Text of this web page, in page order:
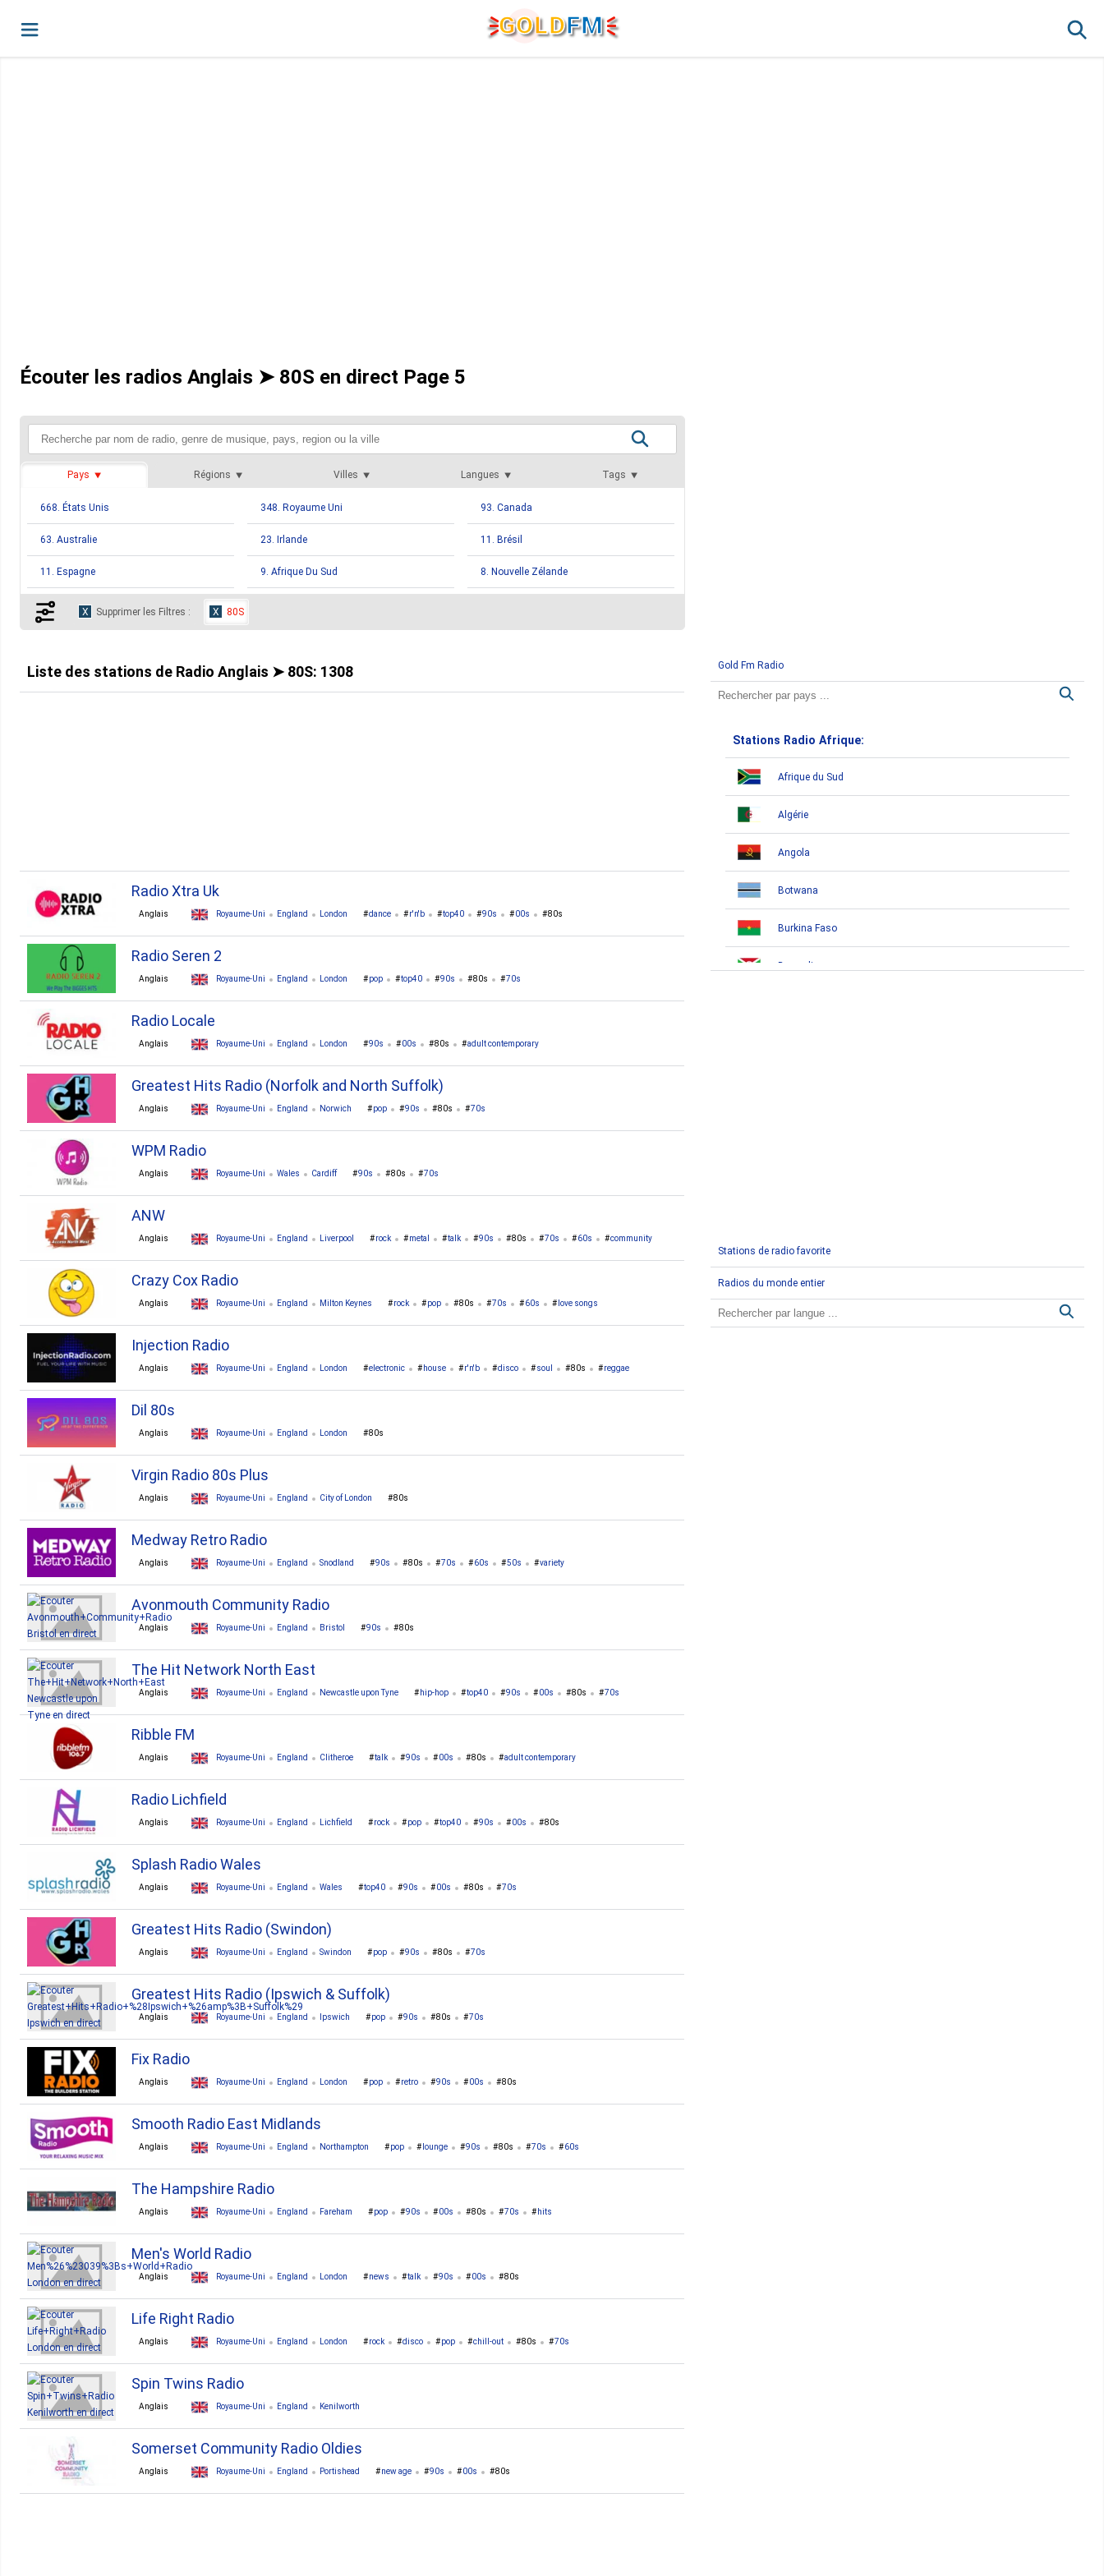
GOLDFM
Écouter les radios Anglais ➤ 80S en direct Page 5
Pays Régions Villes Langues Tags
668. États Unis 348. Royaume Uni 93. Canada
63. Australie 23. Irlande 11. Brésil
11. Espagne 9. Afrique Du Sud 8. Nouvelle Zélande
6. Ghana
3. Malte 3. Mexique
Supprimer les Filtres : 80S
Liste des stations de Radio Anglais ➤ 80S: 1308
Radio Xtra Uk
Anglais Royaume-Uni England London dance r'n'b top40 90s 00s 80s
Radio Seren 2
Anglais Royaume-Uni England London pop top40 90s 80s 70s
Radio Locale
Anglais Royaume-Uni England London 90s 00s 80s adult contemporary
Greatest Hits Radio (Norfolk and North Suffolk)
Anglais Royaume-Uni England Norwich pop 90s 80s 70s
WPM Radio
Anglais Royaume-Uni Wales Cardiff 90s 80s 70s
ANW
Anglais Royaume-Uni England Liverpool rock metal talk 90s 80s 70s 60s community
Crazy Cox Radio
Anglais Royaume-Uni England Milton Keynes rock pop 80s 70s 60s love songs
Injection Radio
Anglais Royaume-Uni England London electronic house r'n'b disco soul 80s reggae
Dil 80s
Anglais Royaume-Uni England London 80s
Virgin Radio 80s Plus
Anglais Royaume-Uni England City of London 80s
Medway Retro Radio
Anglais Royaume-Uni England Snodland 90s 80s 70s 60s 50s variety
Avonmouth Community Radio
Anglais Royaume-Uni England Bristol 90s 80s
The Hit Network North East
Anglais Royaume-Uni England Newcastle upon Tyne hip-hop top40 90s 00s 80s 70s
Ribble FM
Anglais Royaume-Uni England Clitheroe talk 90s 00s 80s adult contemporary
Radio Lichfield
Anglais Royaume-Uni England Lichfield rock pop top40 90s 00s 80s
Splash Radio Wales
Anglais Royaume-Uni England Wales top40 90s 00s 80s 70s
Greatest Hits Radio (Swindon)
Anglais Royaume-Uni England Swindon pop 90s 80s 70s
Greatest Hits Radio (Ipswich & Suffolk)
Anglais Royaume-Uni England Ipswich pop 90s 80s 70s
Fix Radio
Anglais Royaume-Uni England London pop retro 90s 00s 80s
Smooth Radio East Midlands
Anglais Royaume-Uni England Northampton pop lounge 90s 80s 70s 60s
The Hampshire Radio
Anglais Royaume-Uni England Fareham pop 90s 00s 80s 70s hits
Men's World Radio
Anglais Royaume-Uni England London news talk 90s 00s 80s
Life Right Radio
Anglais Royaume-Uni England London rock disco pop chill-out 80s 70s
Spin Twins Radio
Anglais Royaume-Uni England Kenilworth
Somerset Community Radio Oldies
Anglais Royaume-Uni England Portishead new age 90s 00s 80s
Gold Fm Radio
Stations Radio Afrique:
Afrique du Sud
Algérie
Angola
Botwana
Burkina Faso
Burundi
Egypte
Stations de radio favorite
Radios du monde entier